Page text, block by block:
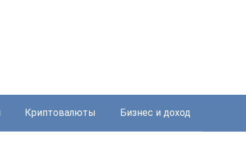
Криптовалюты Бизнес и доход